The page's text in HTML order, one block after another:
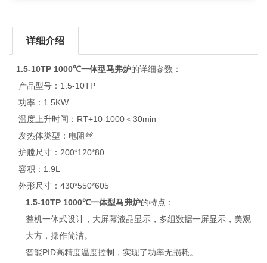
详细介绍
1.5-10TP 1000℃一体型马弗炉的详细参数：
产品型号：1.5-10TP
功率：1.5KW
温度上升时间：RT+10-1000＜30min
发热体类型：电阻丝
炉膛尺寸：200*120*80
容积：1.9L
外形尺寸：430*550*605
1.5-10TP 1000℃一体型马弗炉的特点：
整机一体式设计，大屏幕液晶显示，多组数据一屏显示，美观
大方，操作简洁。
智能PID高精度温度控制，实现了功率无损耗。